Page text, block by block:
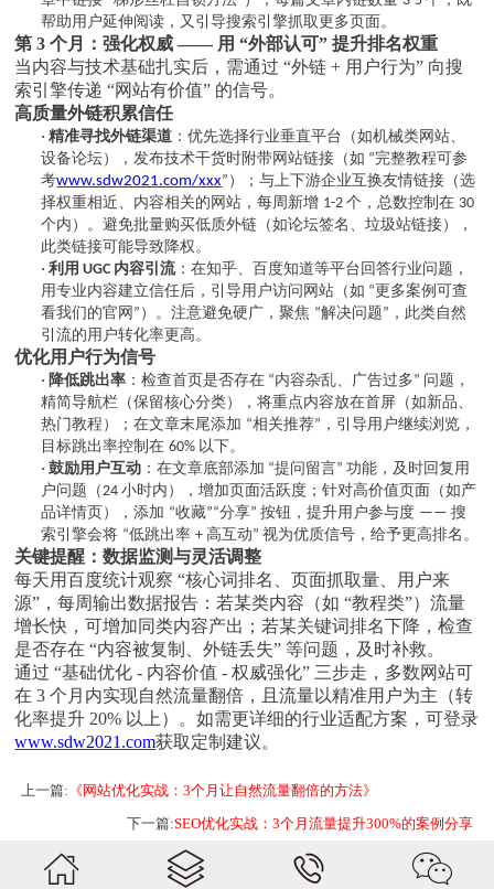
帮助用户延伸阅读，又引导搜索引擎抓取更多页面。
第 3 个月：强化权威 —— 用 “外部认可” 提升排名权重
当内容与技术基础扎实后，需通过 “外链 + 用户行为” 向搜
索引擎传递 “网站有价值” 的信号。
高质量外链积累信任
·精准寻找外链渠道 ：优先选择行业垂直平台（如机械类网站、
设备论坛），发布技术干货时附带网站链接（如 “完整教程可参
考www.sdw2021.com/xxx” ）；与上下游企业互换友情链接（选
择权重相近、内容相关的网站，每周新增 1-2个，总数控制在 30
个内）。避免批量购买低质外链（如论坛签名、垃圾站链接），
此类链接可能导致降权。
·利用 UGC 内容引流：在知乎、百度知道等平台回答行业问题，
用专业内容建立信任后，引导用户访问网站（如 “更多案例可查
看我们的官网 ” ）。注意避免硬广，聚焦 “解决问题” ，此类自然
引流的用户转化率更高。
优化用户行为信号
· 降低跳出率 ：检查首页是否存在 “内容杂乱、广告过多” 问题，
精简导航栏（保留核心分类），将重点内容放在首屏（如新品、
热门教程）；在文章末尾添加 “相关推荐” ，引导用户继续浏览，
目标跳出率控制在60% 以下。
·鼓励用户互动 ：在文章底部添加 “提问留言”功能，及时回复用
户问题（24小时内），增加页面活跃度；针对高价值页面（如产
品详情页），添加 “收藏”“分享”按钮，提升用户参与度 ——搜
索引擎会将 “低跳出率+ 高互动”视为优质信号，给予更高排名。
关键提醒：数据监测与灵活调整
每天用百度统计观察 “核心词排名、页面抓取量、用户来
源”，每周输出数据报告：若某类内容（如 “教程类”）流量
增长快，可增加同类内容产出；若某关键词排名下降，检查
是否存在 “内容被复制、外链丢失” 等问题，及时补救。
通过 “基础优化 - 内容价值 - 权威强化” 三步走，多数网站可
在 3 个月内实现自然流量翻倍，且流量以精准用户为主（转
化率提升 20% 以上）。如需更详细的行业适配方案，可登录
www.sdw2021.com获取定制建议。
上一篇: 《网站优化实战：3个月让自然流量翻倍的方法》
下一篇:SEO优化实战：3个月流量提升300%的案例分享